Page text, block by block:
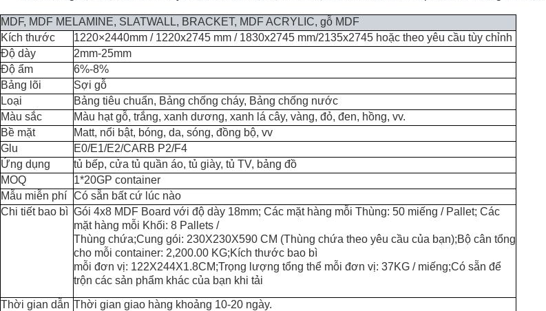
MDF, MDF MELAMINE, SLATWALL, BRACKET, MDF ACRYLIC, gỗ MDF
Kích thước
1220×2440mm / 1220x2745 mm / 1830x2745 mm/2135x2745 hoặc theo yêu cầu tùy chỉnh
Độ dày
2mm-25mm
Độ ẩm
6%-8%
Bảng lõi
Sợi gỗ
Loại
Bảng tiêu chuẩn, Bảng chống cháy, Bảng chống nước
Màu sắc
Màu hạt gỗ, trắng, xanh dương, xanh lá cây, vàng, đỏ, đen, hồng, vv.
Bề mặt
Matt, nổi bật, bóng, da, sóng, đồng bộ, vv
Glu
E0/E1/E2/CARB P2/F4
Ứng dụng
tủ bếp, cửa tủ quần áo, tủ giày, tủ TV, bảng đồ
MOQ
1*20GP container
Mẫu miễn phí Có sẵn bất cứ lúc nào
Chi tiết bao bì Gói 4x8 MDF Board với độ dày 18mm; Các mặt hàng mỗi Thùng: 50 miếng / Pallet; Các
mặt hàng mỗi Khối: 8 Pallets /
Thùng chứa;Cung gói: 230X230X590 CM (Thùng chứa theo yêu cầu của bạn);Bộ cân tổng
cho mỗi container: 2,200.00 KG;Kích thước bao bì
mỗi đơn vị: 122X244X1.8CM;Trọng lượng tổng thể mỗi đơn vị: 37KG / miếng;Có sẵn để
trộn các sản phẩm khác của bạn khi tải
Thời gian dẫn Thời gian giao hàng khoảng 10-20 ngày.